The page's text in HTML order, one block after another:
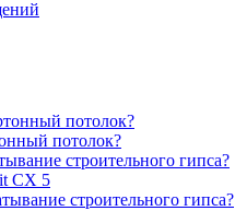
потолок?
потолок?
строительного гипса?
СХ 5
строительного гипса?